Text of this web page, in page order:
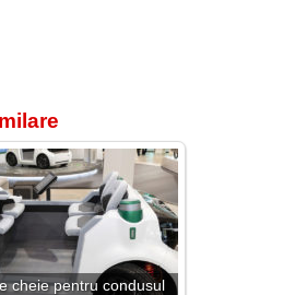
cheie pentru condusul